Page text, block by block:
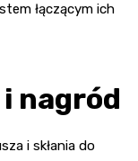
łączącym ich
nagród
i skłania do